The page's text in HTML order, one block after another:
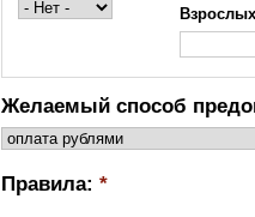
Желаемый способ
Правила: *